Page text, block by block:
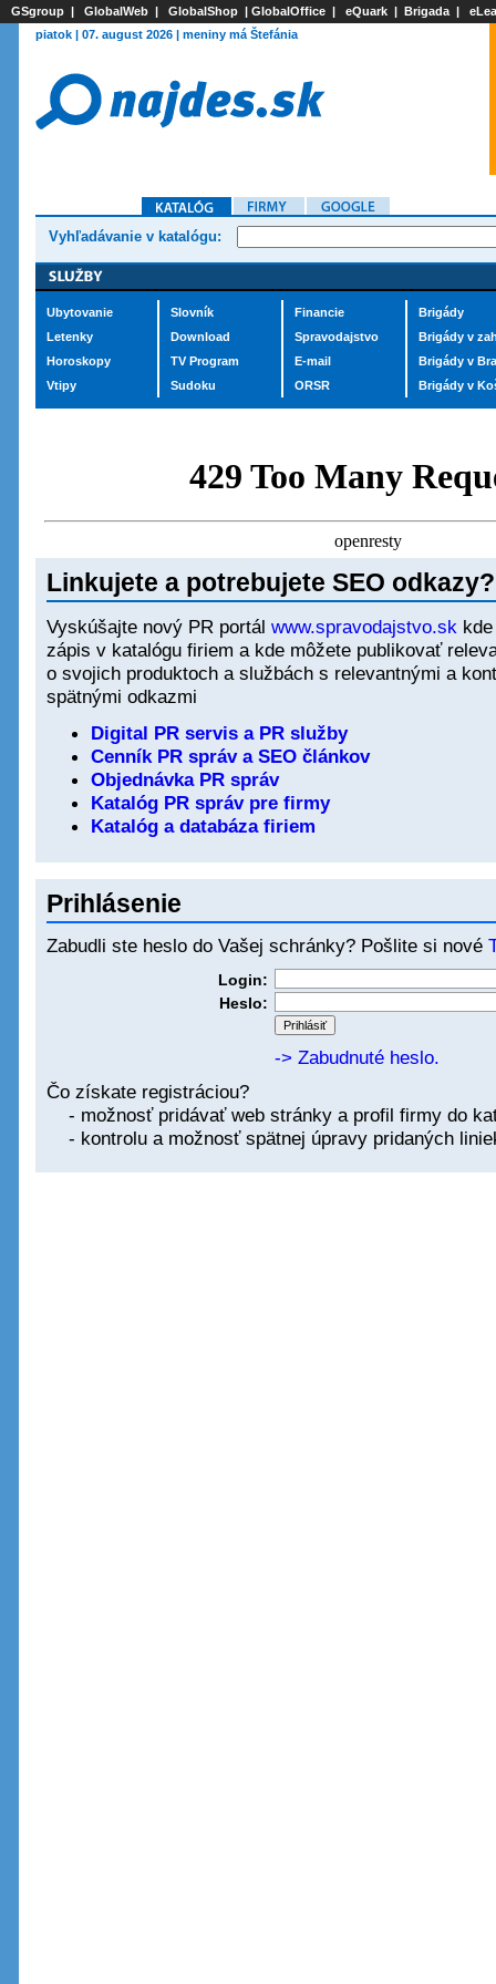
GSgroup | GlobalWeb | GlobalShop | GlobalOffice | eQuark | Brigada |
piatok | 07. august 2026 | meniny má Štefánia
Vyhľadávanie v katalógu:
Ubytovanie
Letenky
Horoskopy
Vtipy
Slovník
Download
TV Program
Sudoku
Financie
Spravodajstvo
E-mail
ORSR
Brigády
Brigády v
Brigády v
Brigády v
Linkujete a potrebujete SEO odkazy?
Vyskúšajte nový PR portál www.spravodajstvo.sk
zápis v katalógu firiem a kde môžete publikovať
o svojich produktoch a službách s relevantnými a
spätnými odkazmi
Digital PR servis a PR služby
Cenník PR správ a SEO článkov
Objednávka PR správ
Katalóg PR správ pre firmy
Katalóg a databáza firiem
Prihlásenie
Zabudli ste heslo do Vašej schránky? Pošlite si nové
Login:
Heslo:
-> Zabudnuté heslo.
Čo získate registráciou?
- možnosť pridávať web stránky a profil firmy do
- kontrolu a možnosť spätnej úpravy pridaných